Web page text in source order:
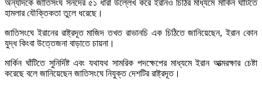
অন্যদিকে জাতিসংঘ সনদের ৫১ ধারা উল্লেখ করে ইরানও চিঠির মাধ্যমে মার্কিন ঘাঁটিতে
হামলার যৌক্তিকতা তুলে ধরেছে।
জাতিসংঘে ইরানের রাষ্ট্রদূত মাজিদ তখত রাভানচি এক চিঠিতে জানিয়েছেন, ইরান কোন
যুদ্ধ কিংবা উত্তেজনা বাড়াতে চায়না।
মার্কিন ঘাঁটিতে সুনির্দিষ্ট এবং যথাযথ সামরিক পদক্ষেপের মাধ্যমে ইরান আত্মরক্ষার চেষ্টা
করেছে বলে জানিয়েছেন জাতিসংঘে নিযুক্ত দেশটির রাষ্ট্রদূত।